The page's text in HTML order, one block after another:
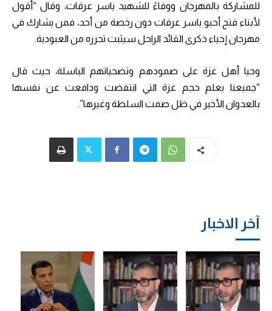
آخر الاخبار
للمشاركة بالمهرجان ووفاءً للشهيد ياسر عرفات، وقال “أقول
لأبناء فتح أحبو ياسر عرفات دون رخصة من أحد، فمن يشارك في
مهرجان إحياء ذكرى القائد الراحل سيثبت تحرره من العبودية.
وحيا أهل غزة على صمودهم وتضحياتهم الباسلة، حيث قال
“جميعنا يعلم حجم غزة التي انتفضت ودافعت عن نفسها
بالعدوان الأخير في ظل صمت السلطة وغيرها”.